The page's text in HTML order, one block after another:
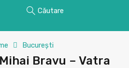
Căutare
București
Bravu – Vatra